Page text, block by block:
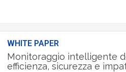
WHITE PAPER
Monitoraggio intelligente
efficienza, sicurezza e